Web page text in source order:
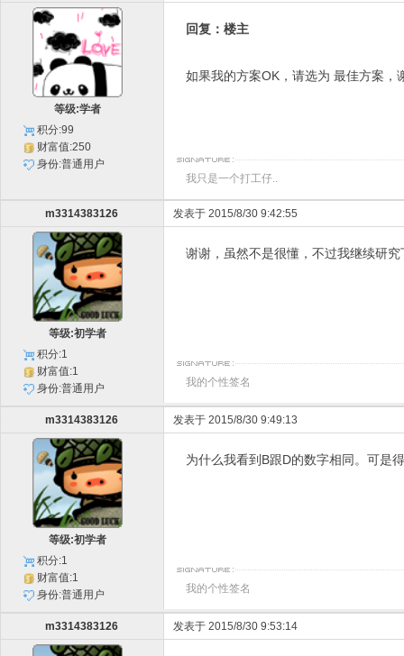
等级:学者
积分:99
财富值:250
身份:普通用户
回复：楼主
如果我的方案OK，请选为 最佳方案，
我只是一个打工仔..
m3314383126 发表于 2015/8/30 9:42:55
等级:初学者
积分:1
财富值:1
身份:普通用户
谢谢，虽然不是很懂，不过我继续研
我的个性签名
m3314383126 发表于 2015/8/30 9:49:13
等级:初学者
积分:1
财富值:1
身份:普通用户
为什么我看到B跟D的数字相同。可是
我的个性签名
m3314383126 发表于 2015/8/30 9:53:14